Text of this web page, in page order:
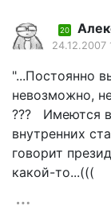
20
24.12.2007
"...Постоянно
невозможно,
??? Имеются
внутренних
говорит
какой-то...(((